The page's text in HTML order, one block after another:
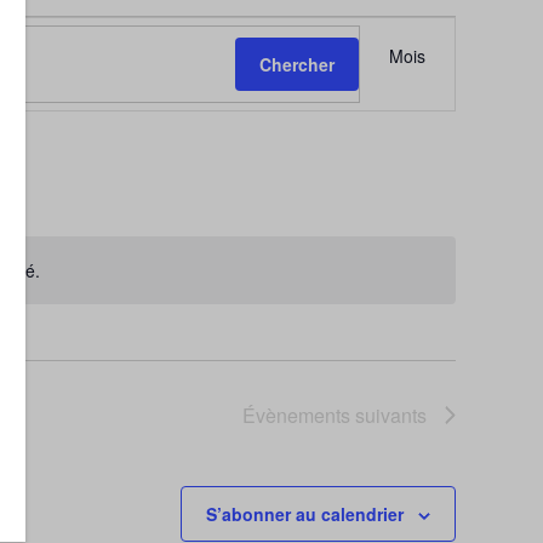
Chercher
de
Mois
Évènements suivants
S’abonner au calendrier